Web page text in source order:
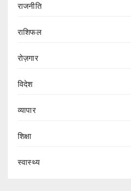
राजनीति
राशिफल
रोज़गार
विदेश
व्यापार
शिक्षा
स्वास्थ्य